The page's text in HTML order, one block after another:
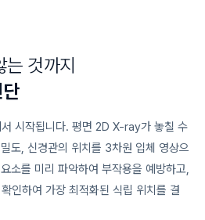
는 것까지
단
시작됩니다. 평면 2D X-ray가 놓칠 수
도, 신경관의 위치를 3차원 입체 영상으
소를 미리 파악하여 부작용을 예방하고,
인하여 가장 최적화된 식립 위치를 결